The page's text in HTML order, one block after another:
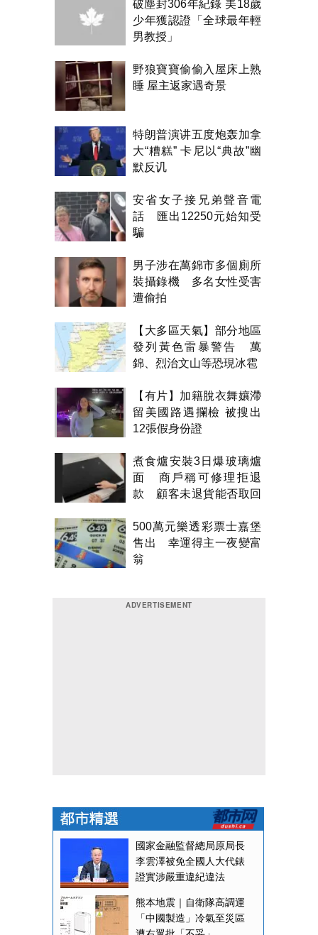
破塵封306年紀錄 美18歲
少年獲認證「全球最年輕
男教授」
野狼寶寶偷偷入屋床上熟
睡 屋主返家遇奇景
特朗普演讲五度炮轰加拿
大“糟糕” 卡尼以“典故”幽
默反讥
安省女子接兄弟聲音電
話 匯出12250元始知受
騙
男子涉在萬錦市多個廁所
裝攝錄機 多名女性受害
遭偷拍
【大多區天氣】部分地區
發列黃色雷暴警告 萬
錦、烈治文山等恐現冰雹
【有片】加籍脫衣舞孃滯
留美國路遇攔檢 被搜出
12張假身份證
煮食爐安裝3日爆玻璃爐
面 商戶稱可修理拒退
款 顧客未退貨能否取回
500萬元樂透彩票士嘉堡
售出 幸運得主一夜變富
翁